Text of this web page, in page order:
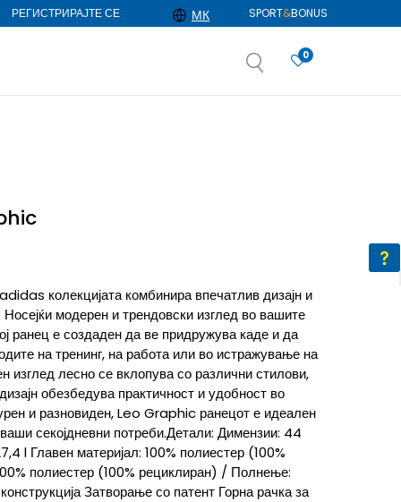
SPORT&BONUS
РЕГИСТРИРАЈТЕ СЕ МК
0
колекцијата комбинира впечатлив дизајн и
Носејќи модерен и трендовски изглед во вашите
ранец е создаден да ве придружува каде и да
на тренинг, на работа или во истражување на
изглед лесно се вклопува со различни стилови,
обезбедува практичност и удобност во
и разновиден, Leo Graphic ранецот е идеален
секојдневни потреби.Детали: Димензии: 44
l Главен материјал: 100% полиестер (100%
полиестер (100% рециклиран) / Полнење:
Затворање со патент Горна рачка за